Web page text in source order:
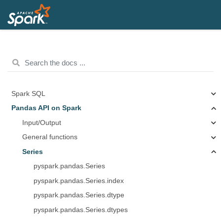
Spark SQL
Pandas API on Spark
Input/Output
General functions
Series
pyspark.pandas.Series
pyspark.pandas.Series.index
pyspark.pandas.Series.dtype
pyspark.pandas.Series.dtypes